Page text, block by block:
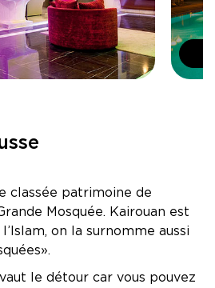
VILLAGE Skanes
Palm Beach Skanes
Thalasso & Diving
LIFE Penelope Beach
Palm Beach Palace
Palace
Sahara Tozeur
classée patrimoine de
Mosquée. Kairouan est
on la surnomme aussi
».
le détour car vous pouvez